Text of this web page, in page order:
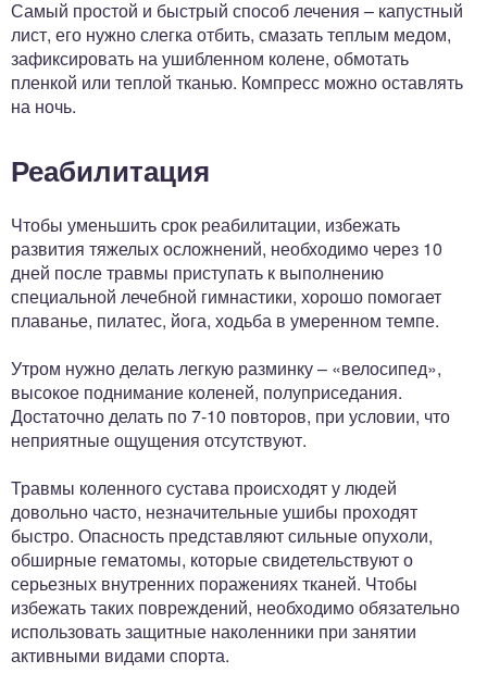
Самый простой и быстрый способ лечения – капустный
лист, его нужно слегка отбить, смазать теплым медом,
зафиксировать на ушибленном колене, обмотать
пленкой или теплой тканью. Компресс можно оставлять
на ночь.
Реабилитация
Чтобы уменьшить срок реабилитации, избежать
развития тяжелых осложнений, необходимо через 10
дней после травмы приступать к выполнению
специальной лечебной гимнастики, хорошо помогает
плаванье, пилатес, йога, ходьба в умеренном темпе.
Утром нужно делать легкую разминку – «велосипед»,
высокое поднимание коленей, полуприседания.
Достаточно делать по 7-10 повторов, при условии, что
неприятные ощущения отсутствуют.
Травмы коленного сустава происходят у людей
довольно часто, незначительные ушибы проходят
быстро. Опасность представляют сильные опухоли,
обширные гематомы, которые свидетельствуют о
серьезных внутренних поражениях тканей. Чтобы
избежать таких повреждений, необходимо обязательно
использовать защитные наколенники при занятии
активными видами спорта.